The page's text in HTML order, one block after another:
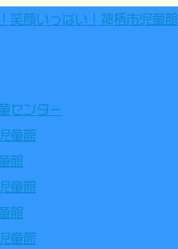
笑顔いっぱい！神栖市児童館
センター
童館
館
童館
館
童館